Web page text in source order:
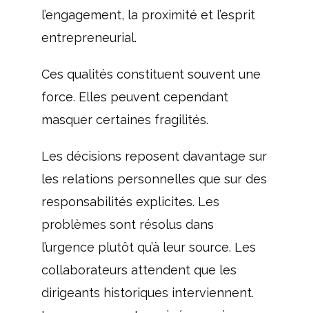
l’engagement, la proximité et l’esprit
entrepreneurial.
Ces qualités constituent souvent une
force. Elles peuvent cependant
masquer certaines fragilités.
Les décisions reposent davantage sur
les relations personnelles que sur des
responsabilités explicites. Les
problèmes sont résolus dans
l’urgence plutôt qu’à leur source. Les
collaborateurs attendent que les
dirigeants historiques interviennent.